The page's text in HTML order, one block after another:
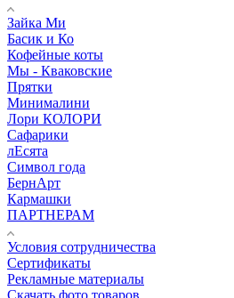
Зайка Ми
Басик и Ко
Кофейные коты
Мы - Кваковские
Прятки
Минималини
Лори КОЛОРИ
Сафарики
лЕсята
Символ года
БернАрт
Кармашки
ПАРТНЕРАМ
Условия сотрудничества
Сертификаты
Рекламные материалы